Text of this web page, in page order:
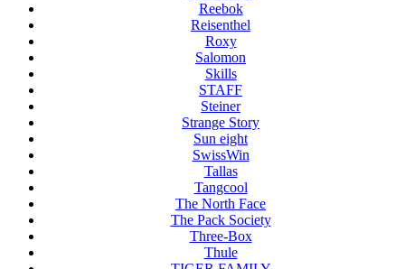
Reebok
Reisenthel
Roxy
Salomon
Skills
STAFF
Steiner
Strange Story
Sun eight
SwissWin
Tallas
Tangcool
The North Face
The Pack Society
Three-Box
Thule